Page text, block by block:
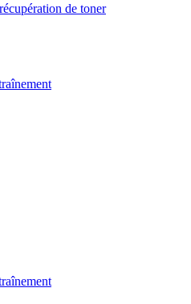
de toner